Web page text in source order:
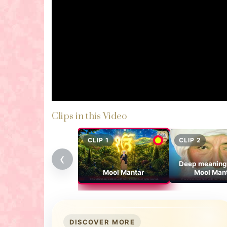
Clips in this Video
‹
CLIP 1
Mool Mantar
CLIP 2
Deep
Mool
DISCOVER MORE